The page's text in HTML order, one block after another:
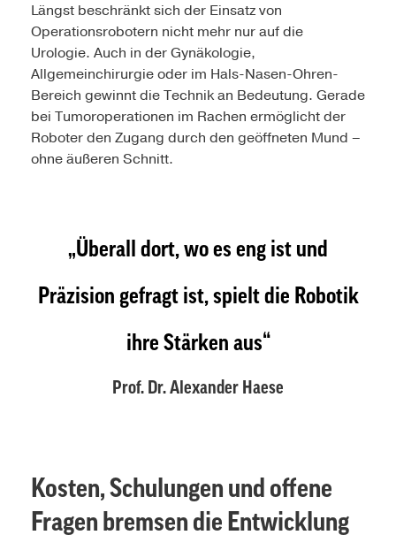
Längst beschränkt sich der Einsatz von
Operationsrobotern nicht mehr nur auf die
Urologie. Auch in der Gynäkologie,
Allgemeinchirurgie oder im Hals-Nasen-Ohren-
Bereich gewinnt die Technik an Bedeutung. Gerade
bei Tumoroperationen im Rachen ermöglicht der
Roboter den Zugang durch den geöffneten Mund –
ohne äußeren Schnitt.
Überall dort, wo es eng ist und
Präzision gefragt ist, spielt die Robotik
ihre Stärken aus
Prof. Dr. Alexander Haese
Kosten, Schulungen und offene
Fragen bremsen die Entwicklung